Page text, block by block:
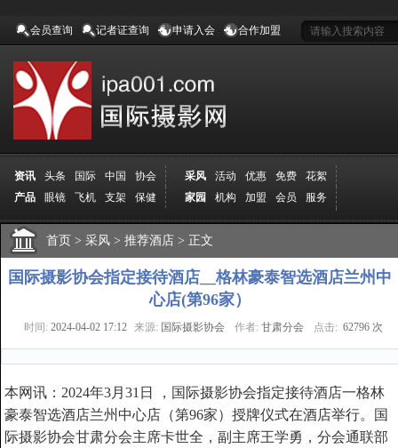
会员查询 记者证查询 申请入会 合作加盟
资讯 头条 国际 中国 协会 采风 活动 优惠 免费
花絮
产品
眼镜 飞机 支架 保健 家园 机构 加盟 会员
服务
地方
吉林 广西 山东 加拿大 空间 认证 寻友 发图
分享
学院
分院 导师 课程 报名 商城
媒体
记者 报纸 杂志 视频 展赛 赛事 展馆 直通车 更多
首页 > 采风 > 推荐酒店 > 正文
国际摄影协会指定接待酒店__格林豪泰智选酒店兰州中
心店(第96家）
时间: 2024-04-02 17:12 来源: 国际摄影协会 作者: 甘肃分会 点击: 62796 次
本网讯：2024年3月31日 ，国际摄影协会指定接待酒店一格林
豪泰智选酒店兰州中心店（第96家）授牌仪式在酒店举行。
国
际摄影协会甘肃分会主席卡世全，副主席王学勇，分会通联部